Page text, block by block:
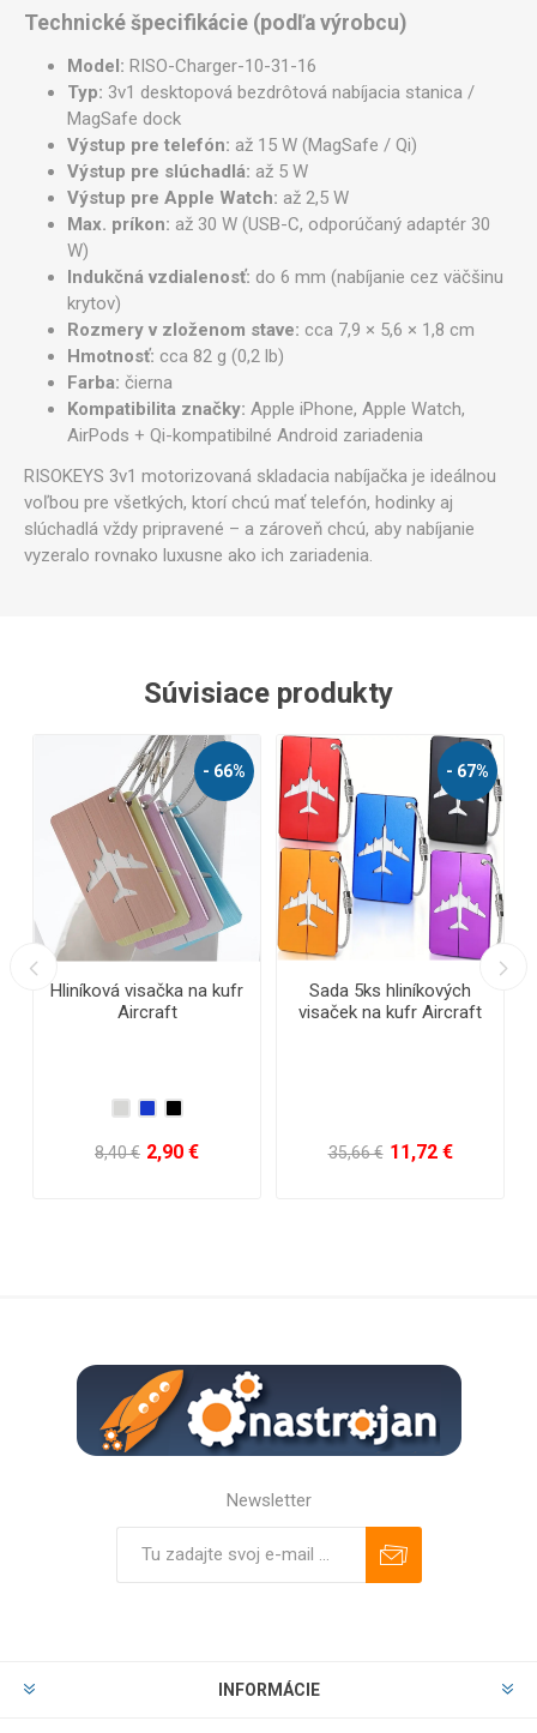
Technické špecifikácie (podľa výrobcu)
Model: RISO-Charger-10-31-16
Typ: 3v1 desktopová bezdrôtová nabíjacia stanica /
MagSafe dock
Výstup pre telefón: až 15 W (MagSafe / Qi)
Výstup pre slúchadlá: až 5 W
Výstup pre Apple Watch: až 2,5 W
Max. príkon: až 30 W (USB-C, odporúčaný adaptér 30
W)
Indukčná vzdialenosť: do 6 mm (nabíjanie cez väčšinu
krytov)
Rozmery v zloženom stave: cca 7,9 × 5,6 × 1,8 cm
Hmotnosť: cca 82 g (0,2 lb)
Farba: čierna
Kompatibilita značky: Apple iPhone, Apple Watch,
AirPods + Qi-kompatibilné Android zariadenia
RISOKEYS 3v1 motorizovaná skladacia nabíjačka je ideálnou
voľbou pre všetkých, ktorí chcú mať telefón, hodinky aj
slúchadlá vždy pripravené – a zároveň chcú, aby nabíjanie
vyzeralo rovnako luxusne ako ich zariadenia.
Súvisiace produkty
- 67%
hliníkových
na kufr Aircraft
11,72 €
Reflexný opasok
Vodeodolné
Newsletter
INFORMÁCIE